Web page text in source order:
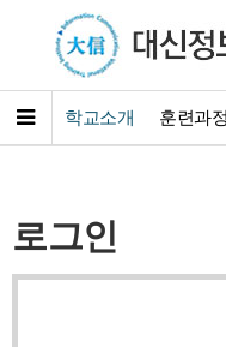
학교소개 훈련과정
로그인